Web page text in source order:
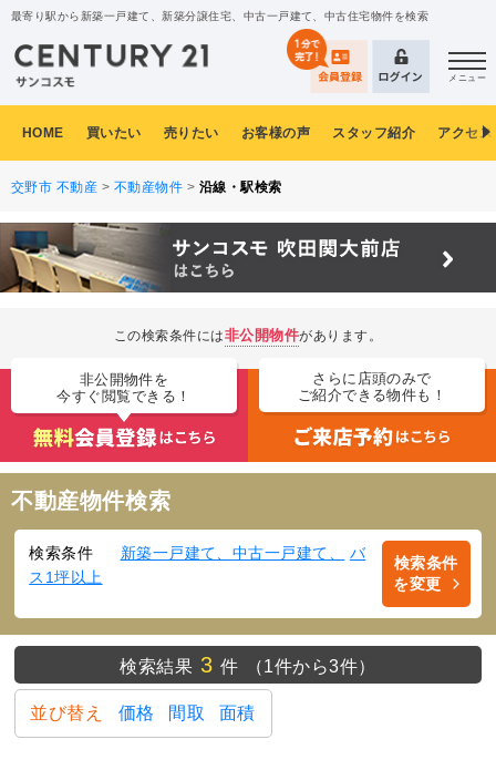
最寄り駅から新築一戸建て、新築分譲住宅、中古一戸建て、中古住宅物件を検索
メニュー
HOME 買いたい 売りたい お客様の声 スタッフ紹介 アクセ
交野市 不動産 > 不動産物件 > 沿線・駅検索
この検索条件には非公開物件があります。
非公開物件を
今すぐ閲覧できる！
さらに店頭のみで
ご紹介できる物件も！
不動産物件検索
検索条件 新築一戸建て、中古一戸建て、
バ
ス1坪以上
検索条件
を変更
検索結果 3 件 （1件から3件）
並び替え 価格 間取 面積